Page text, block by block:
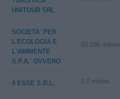
UNITOUR SRL
SOCIETA' PER
L'ECOLOGIA E
L'AMBIENTE
S.P.A.' OVVERO
50-100 milioni
4 ESSE S.R.L. 1-2 milioni